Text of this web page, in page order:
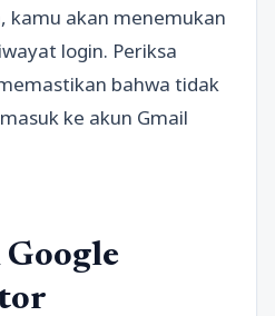
kamu akan menemukan
login. Periksa
bahwa tidak
ke akun Gmail
Google